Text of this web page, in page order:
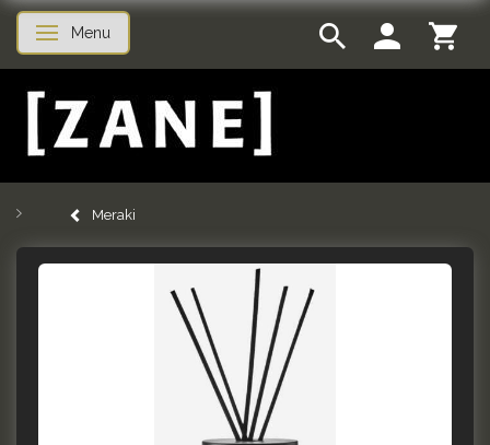
Skifte navigation
Menu
Meraki